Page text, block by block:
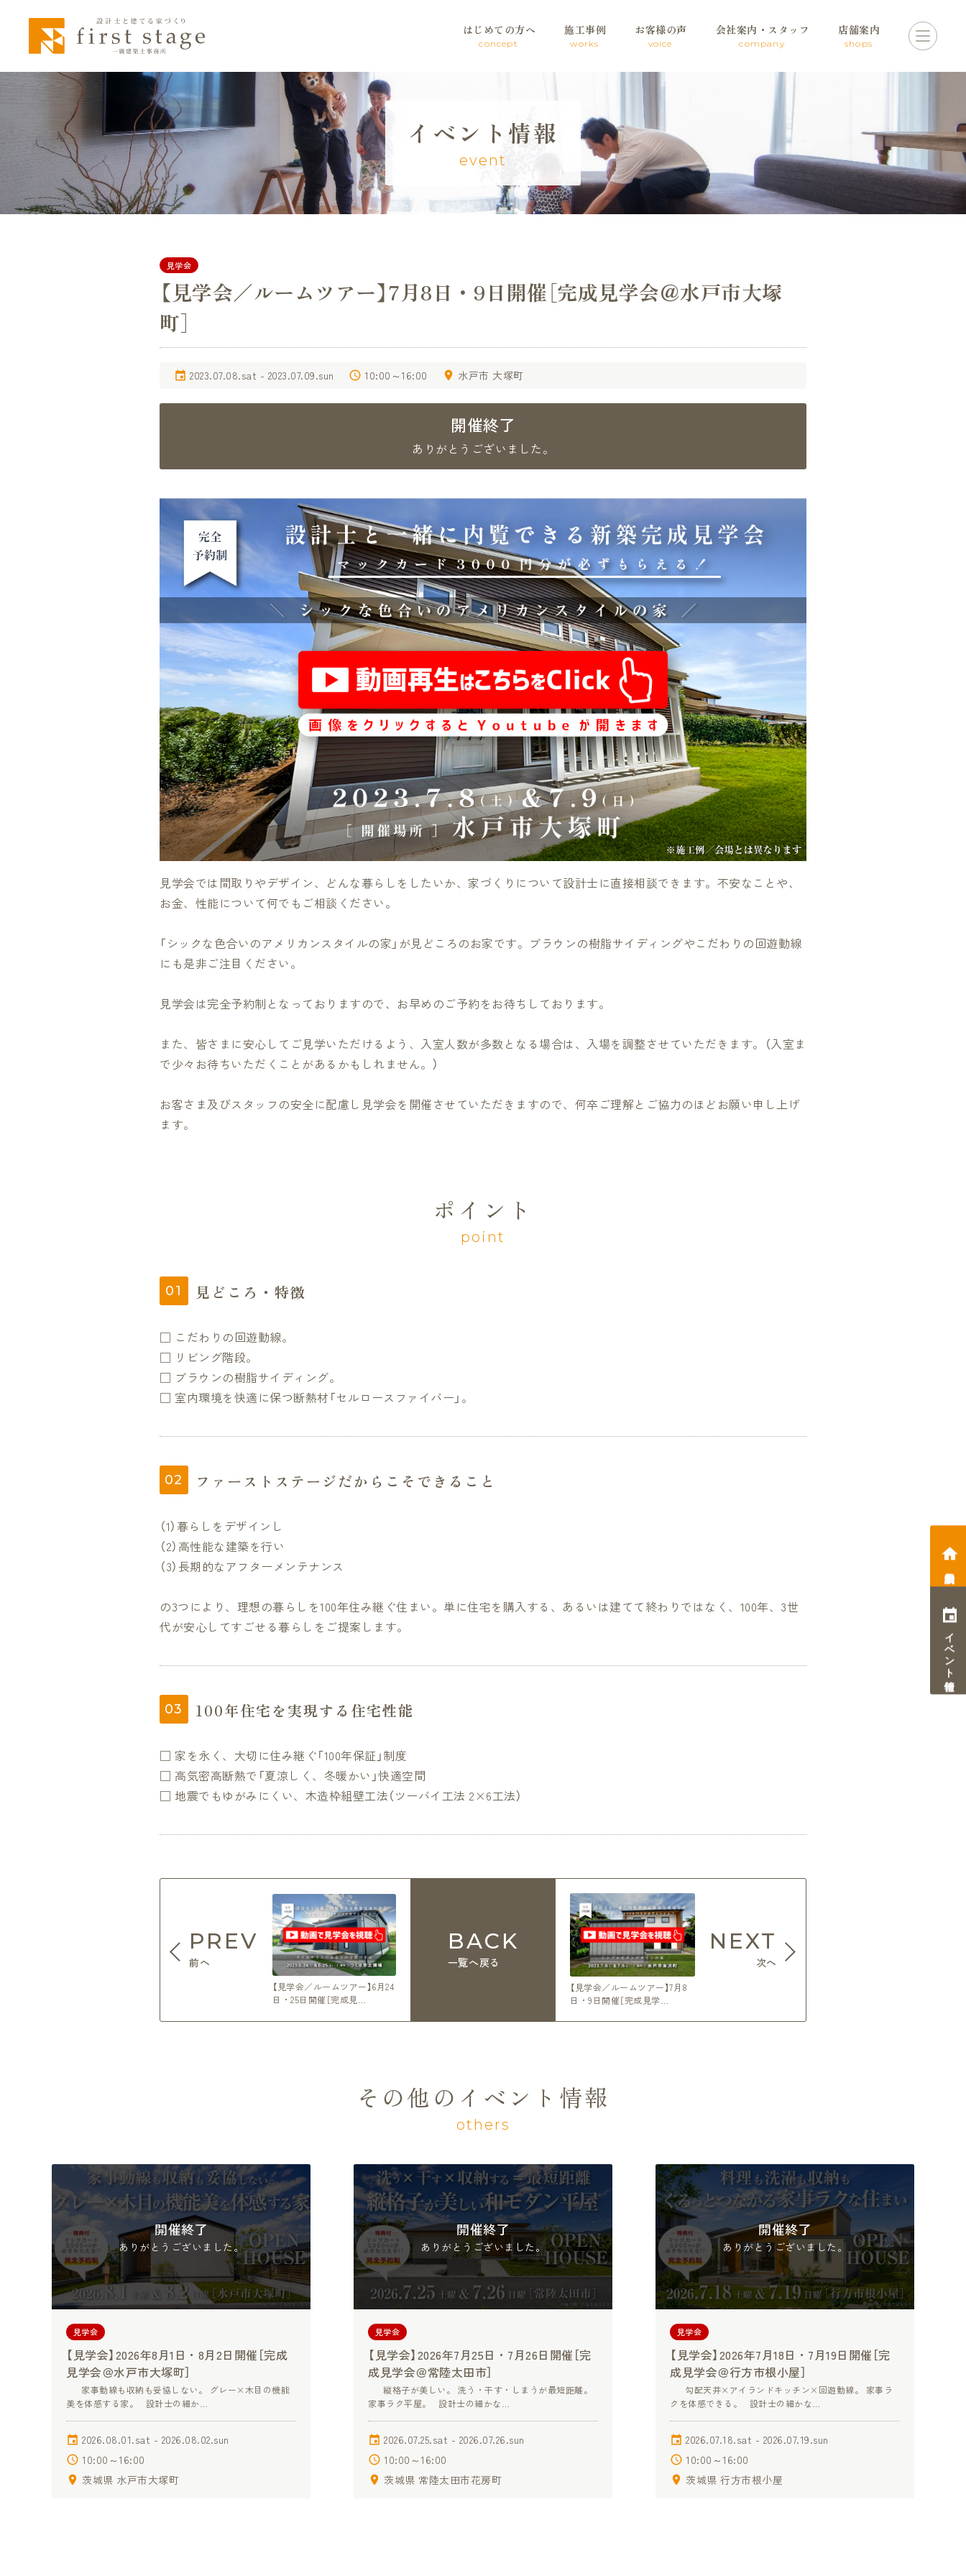
はじめての方へ
concept
施工事例
works
お客様の声
voice
会社案内・スタッフ
company
店舗案内
shops
イベント情報
event
見学会
【見学会／ルームツアー】7月8日・9日開催［完成見学会＠水戸市大塚
町］
2023.07.08.sat - 2023.07.09.sun 10:00～16:00 水戸市 大塚町
開催終了
ありがとうございました。
見学会では間取りやデザイン、どんな暮らしをしたいか、家づくりについて設計士に直接相談できます。不安なことや、
お金、性能について何でもご相談ください。
「シックな色合いのアメリカンスタイルの家」が見どころのお家です。ブラウンの樹脂サイディングやこだわりの回遊動線
にも是非ご注目ください。
見学会は完全予約制となっておりますので、お早めのご予約をお待ちしております。
また、皆さまに安心してご見学いただけるよう、入室人数が多数となる場合は、入場を調整させていただきます。（入室ま
で少々お待ちいただくことがあるかもしれません。）
お客さま及びスタッフの安全に配慮し見学会を開催させていただきますので、何卒ご理解とご協力のほどお願い申し上げ
ます。
ポイント
point
見どころ・特徴
□ こだわりの回遊動線。
□ リビング階段。
□ ブラウンの樹脂サイディング。
□ 室内環境を快適に保つ断熱材「セルロースファイバー」。
ファーストステージだからこそできること
（1）暮らしをデザインし
（2）高性能な建築を行い
（3）長期的なアフターメンテナンス
の3つにより、理想の暮らしを100年住み継ぐ住まい。単に住宅を購入する、あるいは建てて終わりではなく、100年、3世
代が安心してすごせる暮らしをご提案します。
100年住宅を実現する住宅性能
□ 家を永く、大切に住み継ぐ「100年保証」制度
□ 高気密高断熱で「夏涼しく、冬暖かい」快適空間
□ 地震でもゆがみにくい、木造枠組壁工法（ツーバイ工法 2×6工法）
PREV
前へ
【見学会／ルームツアー】6月24
日・25日開催［完成見…
BACK
一覧へ戻る
【見学会／ルームツアー】7月8
日・9日開催［完成見学…
NEXT
次へ
その他のイベント情報
others
開催終了
ありがとうございました。
見学会
【見学会】2026年8月1日・8月2日開催［完成
見学会＠水戸市大塚町］
家事動線も収納も妥協しない。 グレー×木目の機能
美を体感する家。 設計士の細か…
2026.08.01.sat - 2026.08.02.sun
10:00～16:00
茨城県 水戸市大塚町
開催終了
ありがとうございました。
見学会
【見学会】2026年7月25日・7月26日開催［完
成見学会＠常陸太田市］
縦格子が美しい。 洗う・干す・しまうが最短距離。
家事ラク平屋。 設計士の細かな…
2026.07.25.sat - 2026.07.26.sun
10:00～16:00
茨城県 常陸太田市花房町
開催終了
ありがとうございました。
見学会
【見学会】2026年7月18日・7月19日開催［完
成見学会＠行方市根小屋］
勾配天井×アイランドキッチン×回遊動線。 家事ラ
クを体感できる。 設計士の細かな…
2026.07.18.sat - 2026.07.19.sun
10:00～16:00
茨城県 行方市根小屋
イベント情報